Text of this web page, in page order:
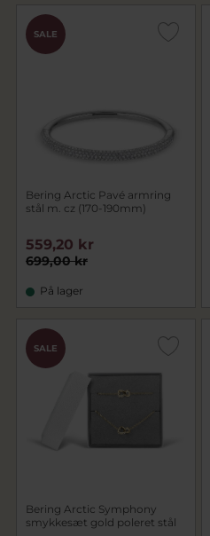
SALE
Bering Arctic Pavé armring
stål m. cz (170-190mm)
699,00 kr
559,20 kr
På lager
SALE
Bering Arctic Symphony
smykkesæt gold poleret stål